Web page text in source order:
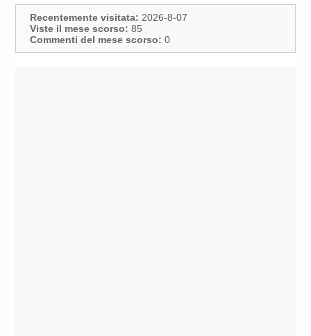
Recentemente visitata: 2026-8-07
Viste il mese scorso: 85
Commenti del mese scorso: 0